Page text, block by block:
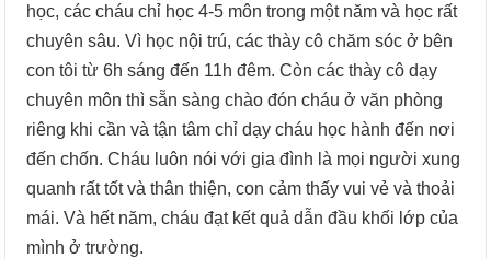
học, các cháu chỉ học 4-5 môn trong một năm và học rất
chuyên sâu. Vì học nội trú, các thày cô chăm sóc ở bên
con tôi từ 6h sáng đến 11h đêm. Còn các thày cô dạy
chuyên môn thì sẵn sàng chào đón cháu ở văn phòng
riêng khi cần và tận tâm chỉ dạy cháu học hành đến nơi
đến chốn. Cháu luôn nói với gia đình là mọi người xung
quanh rất tốt và thân thiện, con cảm thấy vui vẻ và thoải
mái. Và hết năm, cháu đạt kết quả dẫn đầu khối lớp của
mình ở trường.